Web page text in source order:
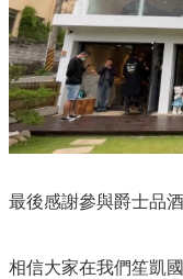
最後感謝參與爵士品
相信大家在我們笙凱